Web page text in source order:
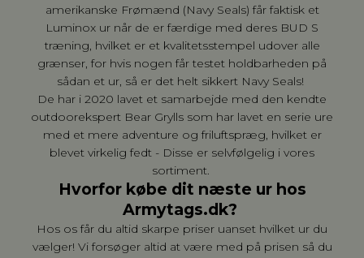
amerikanske Frømænd (Navy Seals) får faktisk et
Luminox ur når de er færdige med deres BUD S
træning, hvilket er et kvalitetsstempel udover alle
grænser, for hvis nogen får testet holdbarheden på
sådan et ur, så er det helt sikkert Navy Seals!
De har i 2020 lavet et samarbejde med den kendte
outdoorekspert Bear Grylls som har lavet en serie ure
med et mere adventure og friluftspræg, hvilket er
blevet virkelig fedt - Disse er selvfølgelig i vores
sortiment.
Hvorfor købe dit næste ur hos
Armytags.dk?
Hos os får du altid skarpe priser uanset hvilket ur du
vælger! Vi forsøger altid at være med på prisen så du